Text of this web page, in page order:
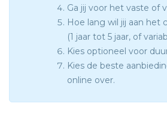
Ga jij voor het vaste of
Hoe lang wil jij aan het
(1 jaar tot 5 jaar, of
Kies optioneel voor
Kies de beste
online over.